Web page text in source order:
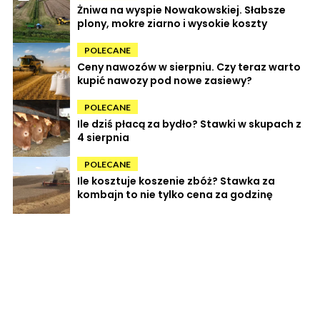
Żniwa na wyspie Nowakowskiej. Słabsze
plony, mokre ziarno i wysokie koszty
POLECANE
Ceny nawozów w sierpniu. Czy teraz warto
kupić nawozy pod nowe zasiewy?
POLECANE
Ile dziś płacą za bydło? Stawki w skupach z
4 sierpnia
POLECANE
Ile kosztuje koszenie zbóż? Stawka za
kombajn to nie tylko cena za godzinę